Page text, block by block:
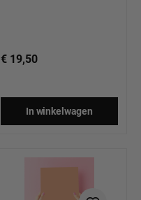
€ 19,50
In winkelwagen